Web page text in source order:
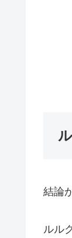
結論
ルル